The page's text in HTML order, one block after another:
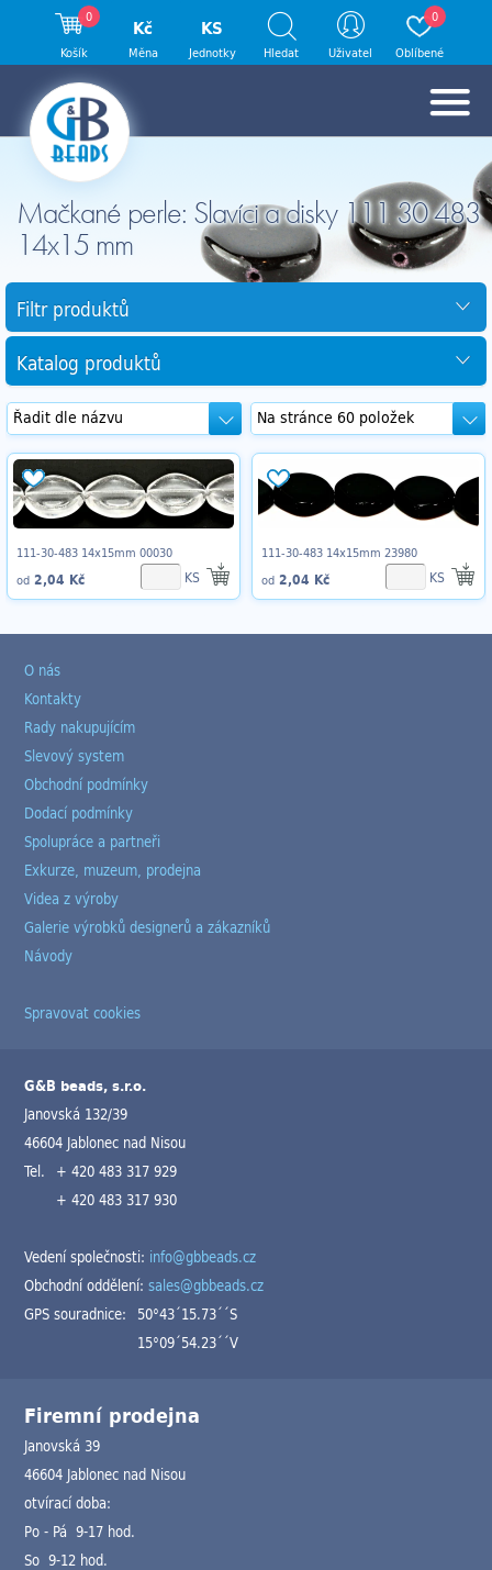
Mačkané perle: Slavíci a disky 111 30 483
14x15 mm
Filtr produktů
Katalog produktů
111-30-483 14x15mm 00030
od 2,04 Kč KS
111-30-483 14x15mm 23980
od 2,04 Kč KS
0
Košík
Kč
Měna
KS
Jednotky Hledat Uživatel
0
Oblíbené
O nás
Kontakty
Rady nakupujícím
Slevový system
Obchodní podmínky
Dodací podmínky
Spolupráce a partneři
Exkurze, muzeum, prodejna
Videa z výroby
Galerie výrobků designerů a zákazníků
Návody
Spravovat cookies
G&B beads, s.r.o.
Janovská 132/39
46604 Jablonec nad Nisou
Tel. + 420 483 317 929
+ 420 483 317 930
Vedení společnosti: info@gbbeads.cz
Obchodní oddělení:sales@gbbeads.cz
GPS souradnice: 50°43´15.73´´S
15°09´54.23´´V
Firemní prodejna
Janovská 39
46604 Jablonec nad Nisou
otvírací doba:
Po - Pá 9-17 hod.
So 9-12 hod.